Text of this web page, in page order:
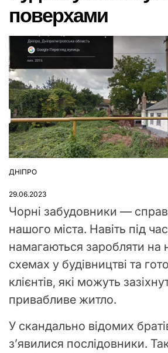
поверхами
ОПУБЛІКУВАТИ
ДНІПРО
29.06.2023
Чорні забудовники —
нашого міста. Навіть під
намагаються заробляти на
схемах у будівництві та
клієнтів, які можуть
привабливе житло.
У скандально відомих
з’явилися послідовники.